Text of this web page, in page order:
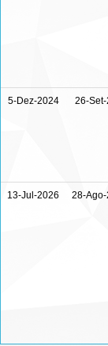
5-Dez-2024 26-
13-Jul-2026 28-